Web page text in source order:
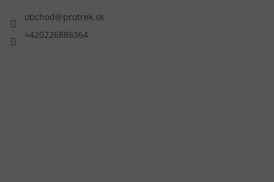
obchod@protrek.sk
+420226886364